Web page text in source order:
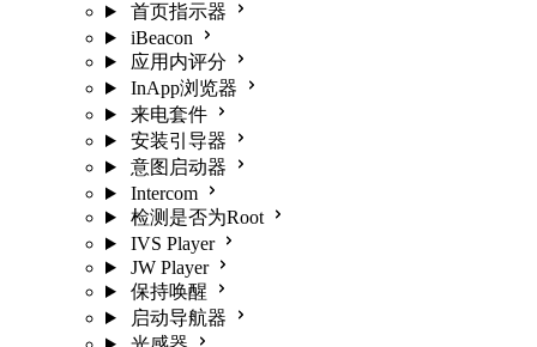
首页指示器
iBeacon
应用内评分
InApp浏览器
来电套件
安装引导器
意图启动器
Intercom
检测是否为Root
IVS Player
JW Player
保持唤醒
启动导航器